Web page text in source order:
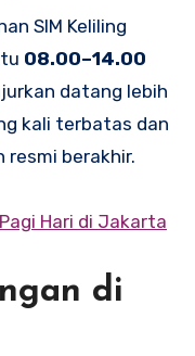
SIM Keliling
08.00–14.00
datang lebih
kali terbatas dan
resmi berakhir.
Hari di Jakarta
di